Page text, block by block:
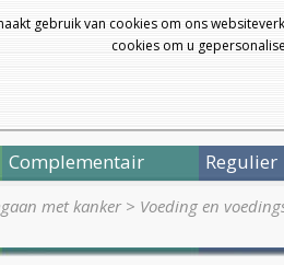
gebruik van cookies om ons
cookies om u
Complementair Regulier
met kanker> Voeding en